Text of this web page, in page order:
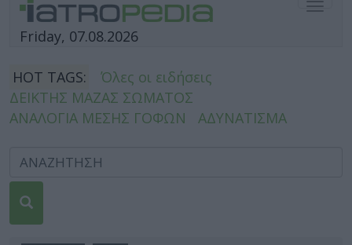
Friday, 07.08.2026
HOT TAGS:
Όλες οι ειδήσεις
ΔΕΙΚΤΗΣ ΜΑΖΑΣ ΣΩΜΑΤΟΣ
ΑΝΑΛΟΓΙΑ ΜΕΣΗΣ ΓΟΦΩΝ
ΑΔΥΝΑΤΙΣΜΑ